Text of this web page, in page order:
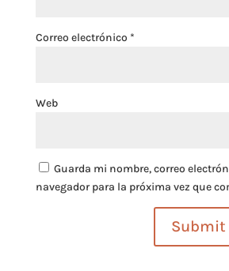
Correo electrónico *
Web
Guarda mi nombre, correo
navegador para la próxima vez que